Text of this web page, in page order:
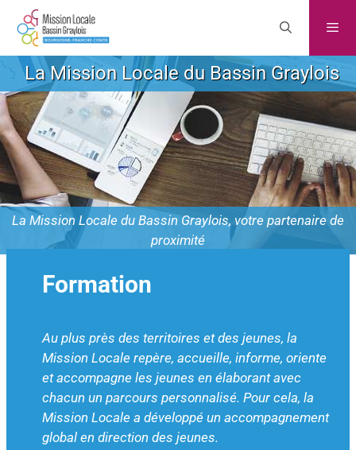
La Mission Locale du Bassin Graylois
La Mission Locale du Bassin Graylois, votre partenaire de
proximité
Formation
Au plus près des territoires et des jeunes, la
Mission Locale repère, accueille, informe, oriente
et accompagne les jeunes en élaborant avec
chacun un parcours personnalisé. Pour cela, la
Mission Locale a développé un accompagnement
global en direction des jeunes.